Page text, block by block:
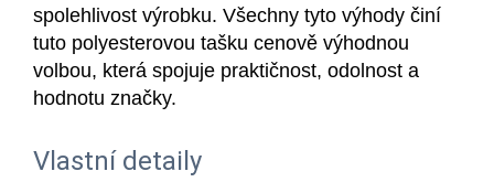
spolehlivost výrobku. Všechny tyto výhody činí
tuto polyesterovou tašku cenově výhodnou
volbou, která spojuje praktičnost, odolnost a
hodnotu značky.
Vlastní detaily